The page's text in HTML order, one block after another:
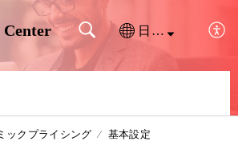
日本語
ックプライシング 基本設定